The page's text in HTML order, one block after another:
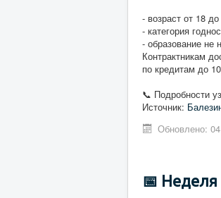
- возраст от 18
- категория
- образование не
Контрактникам
по кредитам до
📞 Подробности
Источник:
Обновлено:
📅 Неделя